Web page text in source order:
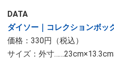
DATA
ダイソー｜コレクションボッ
価格：330円（税込）
サイズ：外寸